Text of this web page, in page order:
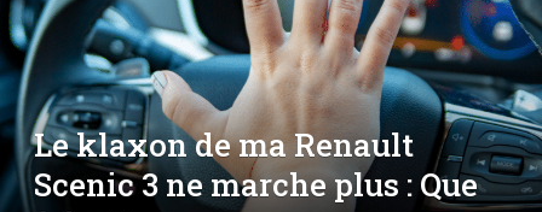
Le klaxon de ma Renault
Scenic 3 ne marche plus : Que